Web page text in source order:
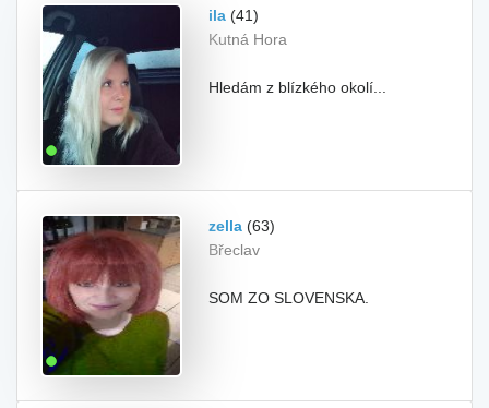
ila (41)
Kutná Hora
Hledám z blízkého okolí...
zella (63)
Břeclav
SOM ZO SLOVENSKA.